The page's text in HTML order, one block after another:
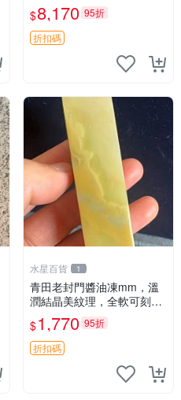
佳品 實用小器 年糕土 半圓
壺 紅泥
$8,170 95折
折扣碼
水星百貨 1
青田老封門醬油凍mm，溫
潤結晶美紋理，全軟可刻收
藏佳品 篆刻 限量版
$1,770 95折
折扣碼